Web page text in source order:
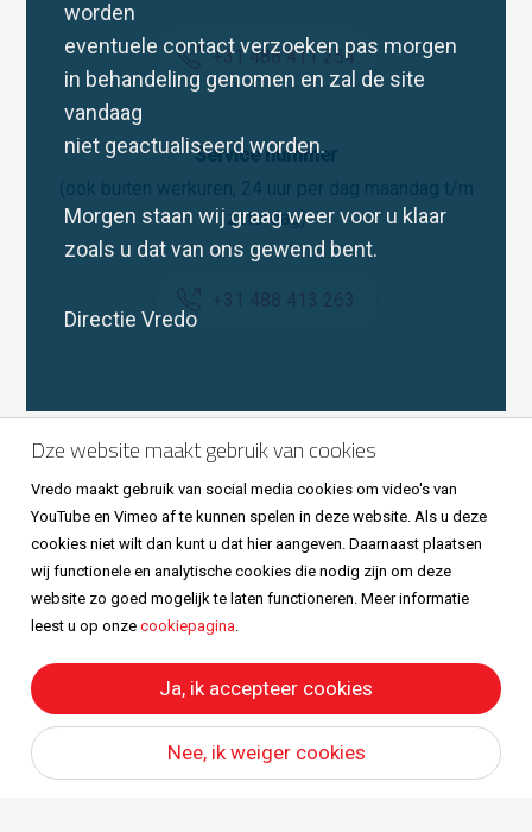
worden
eventuele contact verzoeken pas morgen
in behandeling genomen en zal de site
vandaag
niet geactualiseerd worden.
Morgen staan wij graag weer voor u klaar
zoals u dat van ons gewend bent.
Directie Vredo
+31 488 411 254
Service nummer
(ook buiten werkuren, 24 uur per dag maandag t/m
zaterdag)
Volg ons ook op
All right reserved © Vredo 2026.
Sitemap
Dze website maakt gebruik van cookies
Vredo maakt gebruik van social media cookies om video's van
YouTube en Vimeo af te kunnen spelen in deze website. Als u deze
cookies niet wilt dan kunt u dat hier aangeven. Daarnaast plaatsen
wij functionele en analytische cookies die nodig zijn om deze
website zo goed mogelijk te laten functioneren. Meer informatie
leest u op onze cookiepagina.
Ja, ik accepteer cookies
Nee, ik weiger cookies